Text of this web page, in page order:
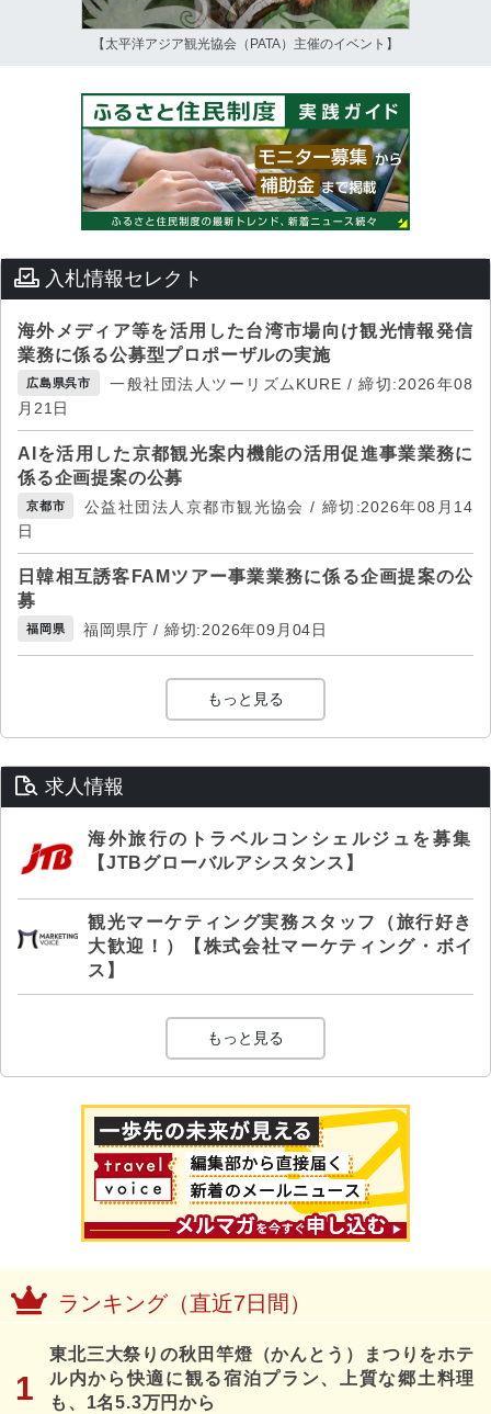
【太平洋アジア観光協会（PATA）主催のイベント】
入札情報セレクト
海外メディア等を活用した台湾市場向け観光情報発信
業務に係る公募型プロポーザルの実施
広島県呉市
一般社団法人ツーリズムKURE / 締切:2026年08
月21日
AIを活用した京都観光案内機能の活用促進事業業務に
係る企画提案の公募
京都市
公益社団法人京都市観光協会 / 締切:2026年08月14
日
日韓相互誘客FAMツアー事業業務に係る企画提案の公
募
福岡県 福岡県庁 / 締切:2026年09月04日
もっと見る
求人情報
海外旅行のトラベルコンシェルジュを募集
【JTBグローバルアシスタンス】
観光マーケティング実務スタッフ（旅行好き
大歓迎！）【株式会社マーケティング・ボイ
ス】
もっと見る
ランキング（直近7日間）
東北三大祭りの秋田竿燈（かんとう）まつりをホテ
ル内から快適に観る宿泊プラン、上質な郷土料理
も、1名5.3万円から